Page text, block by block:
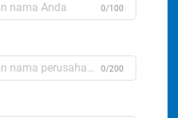
0/100
0/200